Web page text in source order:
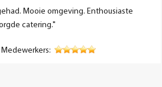
Mooie omgeving. Enthousiaste
catering."
Medewerkers: